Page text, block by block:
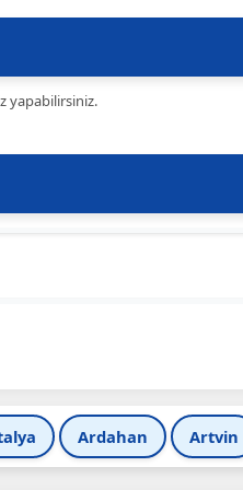
yapabilirsiniz.
Ardahan Artvin